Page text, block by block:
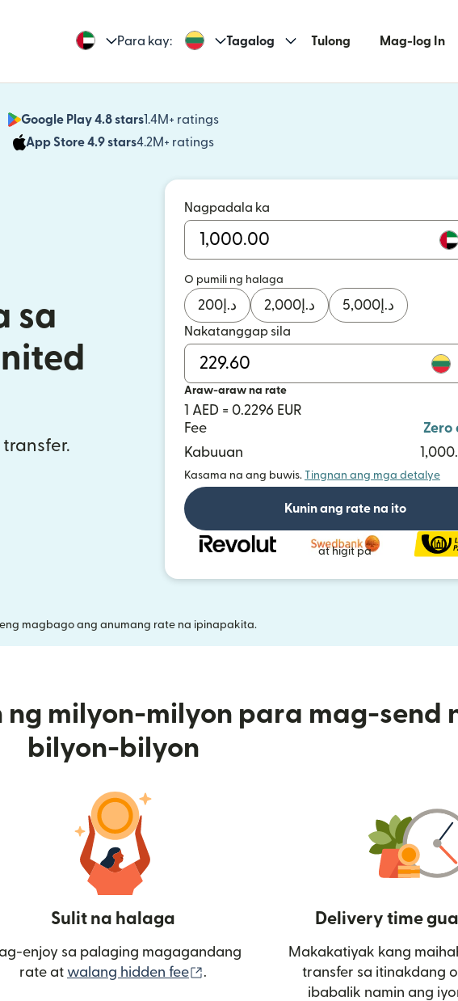
Para kay: Tagalog Tulong Mag-log In
Google Play 4.8 stars1.4M+ ratings
(bubukas sa bagong window)
App Store 4.9 stars4.2M+ ratings
(bubukas sa bagong window)
sa
Nagpadala ka
O pumili ng halaga
د.إ 200 د.إ 2,000 د.إ 5,000
Nakatanggap sila
Araw-araw na rate
1 AED = 0.2296 EUR
Fee
Zero
Kabuuan
Kasama na ang buwis. Tingnan ang mga detalye
Kunin ang rate na ito
at higit pa
magbago ang anumang rate na ipinapakita.
milyon-milyon para mag-send
bilyon-bilyon
Sulit na halaga
enjoy sa palaging magagandang
rate at walang hidden fee (bubukas sa bagong window)
.
Delivery time
Makakatiyak kang
transfer sa itinakdang
ibabalik namin ang